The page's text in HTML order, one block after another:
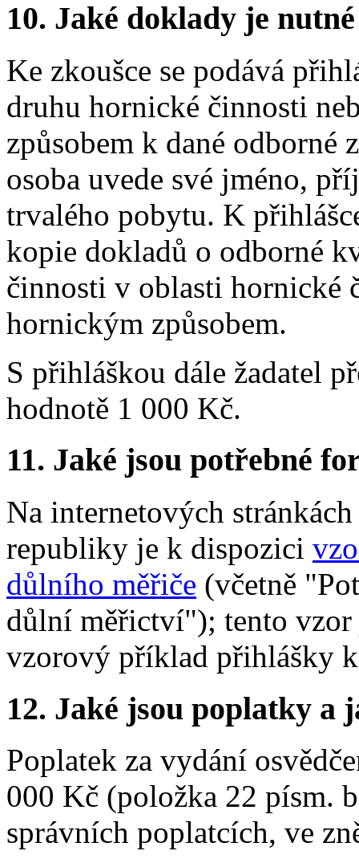
10. Jaké doklady je
Ke zkoušce se podává
druhu hornické činnosti
způsobem k dané
osoba uvede své jméno,
trvalého pobytu. K
kopie dokladů o odborné
činnosti v oblasti hornické
hornickým způsobem.
S přihláškou dále žadatel
hodnotě 1 000 Kč.
11. Jaké jsou potřebné
Na internetových
republiky je k dispozici
důlního měřiče (včetně
důlní měřictví"); tento
vzorový příklad přihlášky
12. Jaké jsou poplatky a
Poplatek za vydání
000 Kč (položka 22 písm.
správních poplatcích, ve